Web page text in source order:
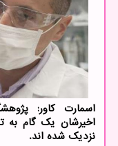
اخیرشان یك گام به
نزدیك شده اند.